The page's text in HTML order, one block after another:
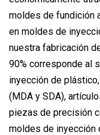
moldes de fundición
en moldes de
nuestra fabricación
90% corresponde al
inyección de
(MDA y SDA),
piezas de precisión
moldes de inyección